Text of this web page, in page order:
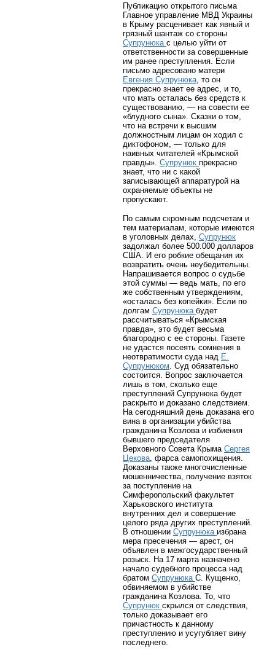
Публикацию открытого письма
Главное управление МВД Украины
в Крыму расценивает как явный и
грязный шантаж со стороны
Супрунюка с целью уйти от
ответственности за совершенные
им ранее преступления. Если
письмо адресовано матери
Евгения Супрунюка , то он
прекрасно знает ее адрес, и то,
что мать осталась без средств к
существованию, — на совести ее
«блудного сына». Сказки о том,
что на встречи к высшим
должностным лицам он ходил с
диктофоном, — только для
наивных читателей «Крымской
правды». Супрунюк прекрасно
знает, что ни с какой
записывающей аппаратурой на
охраняемые объекты не
пропускают.
По самым скромным подсчетам и
тем материалам, которые имеются
в уголовных делах, Супрунюк
задолжал более 500.000 долларов
США. И его робкие обещания их
возвратить очень неубедительны.
Напрашивается вопрос о судьбе
этой суммы — ведь мать, по его
же собственным утверждениям,
«осталась без копейки». Если по
долгам Супрунюка будет
рассчитываться «Крымская
правда», это будет весьма
благородно с ее стороны. Газете
не удастся посеять сомнения в
неотвратимости суда над Е.
Супрунюком . Суд обязательно
состоится. Вопрос заключается
лишь в том, сколько еще
преступлений Супрунюка будет
раскрыто и доказано следствием.
На сегодняшний день доказана его
вина в организации убийства
гражданина Козлова и избиения
бывшего председателя
Верховного Совета Крыма Сергея
Цекова , фарса самопохищения.
Доказаны также многочисленные
мошенничества, получение взяток
за поступление на
Симферопольский факультет
Харьковского института
внутренних дел и совершение
целого ряда других преступлений.
В отношении Супрунюка избрана
мера пресечения — арест, он
объявлен в межгосударственный
розыск. На 17 марта назначено
начало судебного процесса над
братом Супрунюка С. Кущенко,
обвиняемом в убийстве
гражданина Козлова. То, что
Супрунюк скрылся от следствия,
только доказывает его
причастность к данному
преступлению и усугубляет вину
последнего.